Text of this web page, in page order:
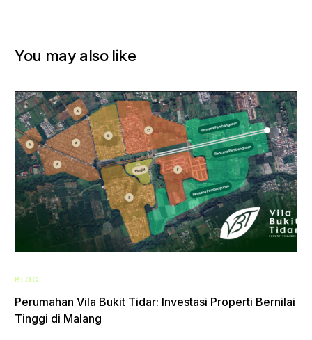
You may also like
BLOG
Perumahan Vila Bukit Tidar: Investasi Properti Bernilai
Tinggi di Malang